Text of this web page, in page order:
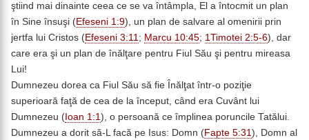
ştiind mai dinainte ceea ce se va întâmpla, El a întocmit un plan
în Sine însuşi (Efeseni 1:9), un plan de salvare al omenirii prin
jertfa lui Cristos (Efeseni 3:11; Marcu 10:45; 1Timotei 2:5-6), dar
care era şi un plan de înălţare pentru Fiul Său şi pentru mireasa
Lui!
Dumnezeu dorea ca Fiul Său să fie Înălţat într-o poziţie
superioară faţă de cea de la început, când era Cuvânt lui
Dumnezeu ( Ioan 1:1), o persoană ce împlinea poruncile Tatălui.
Dumnezeu a dorit să-L facă pe Isus: Domn (Fapte 5:31), Domn al